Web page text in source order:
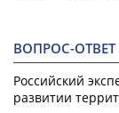
ВОПРОС-ОТВЕТ
Российский
развитии